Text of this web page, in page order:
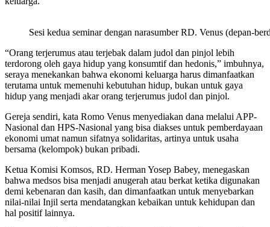
Sesi kedua seminar dengan narasumber RD. Venus (depan-
“Orang terjerumus atau terjebak dalam judol dan pinjol lebih
terdorong oleh gaya hidup yang konsumtif dan hedonis,” imbuhnya,
seraya menekankan bahwa ekonomi keluarga harus dimanfaatkan
terutama untuk memenuhi kebutuhan hidup, bukan untuk gaya
hidup yang menjadi akar orang terjerumus judol dan pinjol.
Gereja sendiri, kata Romo Venus menyediakan dana melalui APP-
Nasional dan HPS-Nasional yang bisa diakses untuk pemberdayaan
ekonomi umat namun sifatnya solidaritas, artinya untuk usaha
bersama (kelompok) bukan pribadi.
Ketua Komisi Komsos, RD. Herman Yosep Babey, menegaskan
bahwa medsos bisa menjadi anugerah atau berkat ketika digunakan
demi kebenaran dan kasih, dan dimanfaatkan untuk menyebarkan
nilai-nilai Injil serta mendatangkan kebaikan untuk kehidupan dan
hal positif lainnya.